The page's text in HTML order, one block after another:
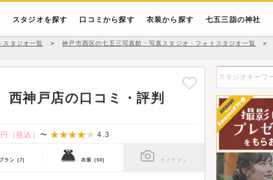
スタジオを探す 口コミから探す 衣装から探す 七五三詣の神社
スタジオ一覧 ＞ 神戸市西区の七五三写真館・写真スタジオ・フォトスタジオ一覧 ＞
神戸店の口コミ・評判
（税込） 〜 4.3
ラン (7) 衣装 (50) カメラマン